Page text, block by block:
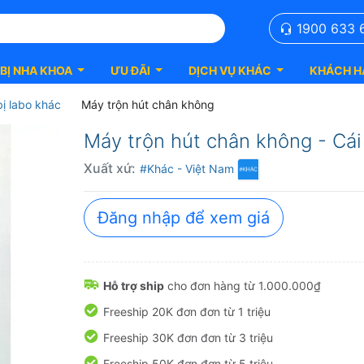
1900 633
NHA KHOA ƯU ĐÃI DỊCH VỤ KHÁC KHÁCH
labo khác Máy trộn hút chân không
Máy trộn hút chân không - Cái
Xuất xứ: #Khác - Việt Nam
Đăng nhập để xem giá
Hỗ trợ ship cho đơn hàng từ 1.000.000₫
Freeship 20K đơn đơn từ 1 triệu
Freeship 30K đơn đơn từ 3 triệu